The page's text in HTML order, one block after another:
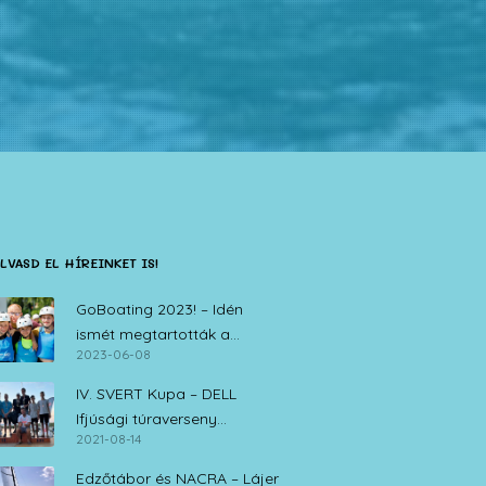
EL HÍREINKET IS!
GoBoating 2023! – Idén
ismét megtartották a
vitorlás iskolák nyílt napját
2023-06-08
IV. SVERT Kupa – DELL
Ifjúsági túraverseny
Zamárdi, 2021. augusztus 14.
2021-08-14
Edzőtábor és NACRA – Lájer